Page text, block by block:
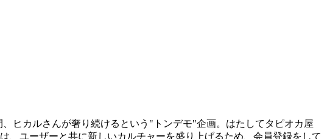
ヒカルさんが奢り続けるという"トンデモ"企画。はたしてタピオカ屋
、ユーザーと共に新しいカルチャーを盛り上げるため、会員登録をして